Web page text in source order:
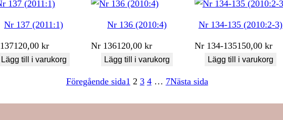
Nr 137 (2011:1)
137120,00 kr
Lägg till i varukorg
Nr 136 (2010:4)
Nr 136120,00kr
Lägg till i varukorg
Nr 134-135 (2010:2-3)
Nr 134-135150,00 kr
Lägg till i varukorg
Föregående sida1 2 3 4 … 7Nästa sida